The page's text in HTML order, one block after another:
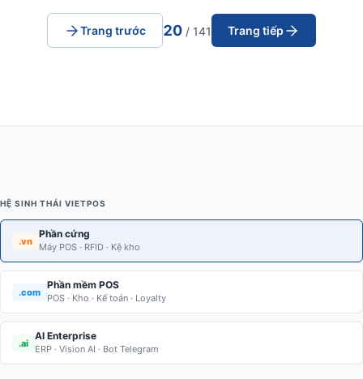
Trang trước 20 / 141 Trang tiếp
HỆ SINH THÁI VIETPOS
.vn
Phần cứng
Máy POS · RFID · Kệ kho
.com
Phần mềm POS
POS · Kho · Kế toán · Loyalty
.ai
AI Enterprise
ERP · Vision AI · Bot Telegram